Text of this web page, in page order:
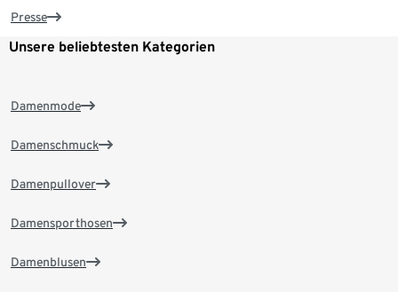
Presse
Unsere beliebtesten Kategorien
Damenmode
Damenschmuck
Damenpullover
Damensporthosen
Damenblusen